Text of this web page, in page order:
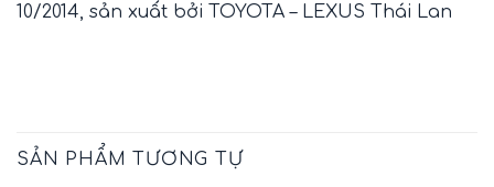
10/2014, sản xuất bởi TOYOTA – LEXUS Thái Lan
SẢN PHẨM TƯƠNG TỰ